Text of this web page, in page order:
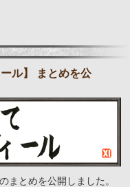
ル】 まとめを公
まとめを公開しました。